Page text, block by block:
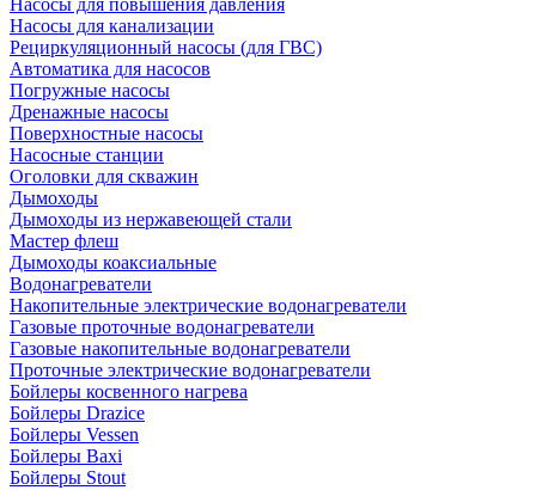
Насосы для повышения давления
Насосы для канализации
Рециркуляционный насосы (для ГВС)
Автоматика для насосов
Погружные насосы
Дренажные насосы
Поверхностные насосы
Насосные станции
Оголовки для скважин
Дымоходы
Дымоходы из нержавеющей стали
Мастер флеш
Дымоходы коаксиальные
Водонагреватели
Накопительные электрические водонагреватели
Газовые проточные водонагреватели
Газовые накопительные водонагреватели
Проточные электрические водонагреватели
Бойлеры косвенного нагрева
Бойлеры Drazice
Бойлеры Vessen
Бойлеры Baxi
Бойлеры Stout